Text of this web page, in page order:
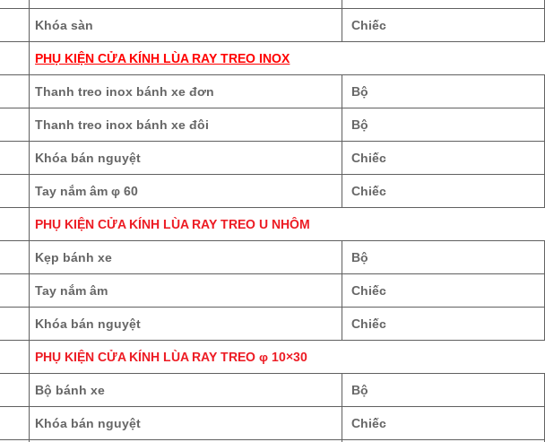
Khóa sàn Chiếc
PHỤ KIỆN CỬA KÍNH LÙA RAY TREO INOX
Thanh treo inox bánh xe đơn Bộ
Thanh treo inox bánh xe đôi Bộ
Khóa bán nguyệt Chiếc
Tay nắm âm φ 60 Chiếc
PHỤ KIỆN CỬA KÍNH LÙA RAY TREO U NHÔM
Kẹp bánh xe Bộ
Tay nắm âm Chiếc
Khóa bán nguyệt Chiếc
PHỤ KIỆN CỬA KÍNH LÙA RAY TREO φ 10×30
Bộ bánh xe Bộ
Khóa bán nguyệt Chiếc